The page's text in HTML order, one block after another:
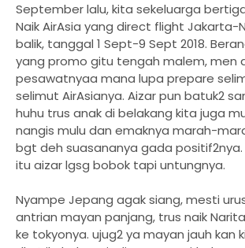
September lalu, kita sekeluarga
Naik AirAsia yang direct flight Jakarta-
balik, tanggal 1 Sept-9 Sept 2018.
yang promo gitu tengah malem, men
pesawatnyaa mana lupa prepare
selimut AirAsianya. Aizar pun batuk2
huhu trus anak di belakang kita juga
nangis mulu dan emaknya marah-
bgt deh suasananya gada
itu aizar lgsg bobok tapi untungnya.
Nyampe Jepang agak siang, mesti
antrian mayan panjang, trus naik
ke tokyonya. ujug2 ya mayan jauh kan